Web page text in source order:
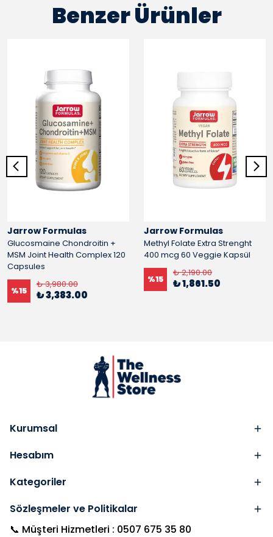
Benzer Ürünler
Jarrow Formulas
Glucosmaine Chondroitin +
MSM Joint Health Complex 120
Capsules
%15
₺ 3,980.00
₺ 3,383.00
Jarrow Formulas
Methyl Folate Extra Strenght
400 mcg 60 Veggie Kapsül
%15
₺ 2,190.00
₺ 1,861.50
Kurumsal
Hesabım
Kategoriler
Sözleşmeler ve Politikalar
📞 Müşteri Hizmetleri : 0507 675 35 80